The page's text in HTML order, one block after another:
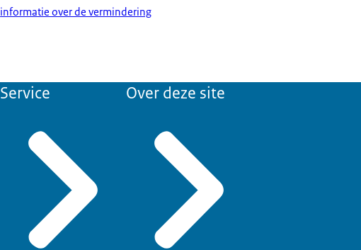
informatie over de vermindering
Service Over deze site